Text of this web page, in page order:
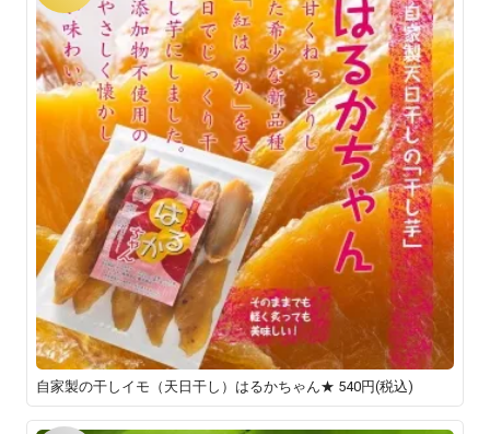
自家製の干しイモ（天日干し）はるかちゃん★ 540円(税込)